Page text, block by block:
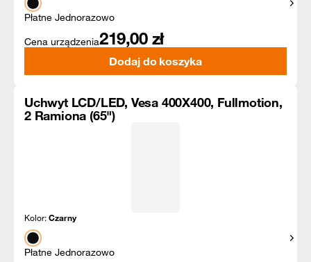
Płatne Jednorazowo
Cena urządzenia219,00 zł
Dodaj do koszyka
Uchwyt LCD/LED, Vesa 400X400, Fullmotion,
2 Ramiona (65")
Kolor:Czarny
Płatne Jednorazowo